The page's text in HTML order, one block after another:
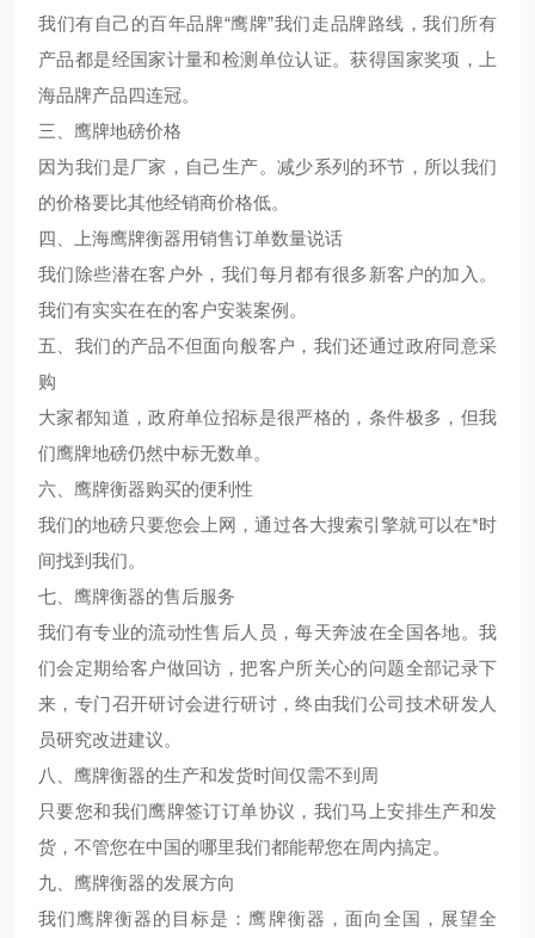
我们有自己的百年品牌“鹰牌”我们走品牌路线，我们所有
产品都是经国家计量和检测单位认证。获得国家奖项，上
海品牌产品四连冠。
三、鹰牌地磅价格
因为我们是厂家，自己生产。减少系列的环节，所以我们
的价格要比其他经销商价格低。
四、上海鹰牌衡器用销售订单数量说话
我们除些潜在客户外，我们每月都有很多新客户的加入。
我们有实实在在的客户安装案例。
五、我们的产品不但面向般客户，我们还通过政府同意采
购
大家都知道，政府单位招标是很严格的，条件极多，但我
们鹰牌地磅仍然中标无数单。
六、鹰牌衡器购买的便利性
我们的地磅只要您会上网，通过各大搜索引擎就可以在*时
间找到我们。
七、鹰牌衡器的售后服务
我们有专业的流动性售后人员，每天奔波在全国各地。我
们会定期给客户做回访，把客户所关心的问题全部记录下
来，专门召开研讨会进行研讨，终由我们公司技术研发人
员研究改进建议。
八、鹰牌衡器的生产和发货时间仅需不到周
只要您和我们鹰牌签订订单协议，我们马上安排生产和发
货，不管您在中国的哪里我们都能帮您在周内搞定。
九、鹰牌衡器的发展方向
我们鹰牌衡器的目标是：鹰牌衡器，面向全国，展望全